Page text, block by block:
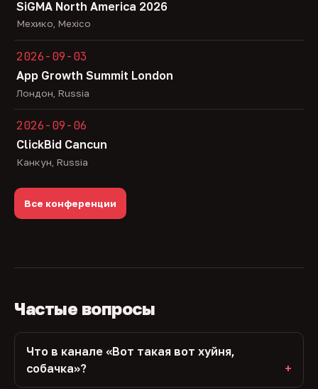
SiGMA North America 2026
Мехико, Mexico
2026-09-03
App Growth Summit London
Лондон, Russia
2026-09-06
ClickBid Cancun
Канкун, Russia
Все конференции
Частые вопросы
Что в канале «Вот такая вот хуйня,
собачка»?